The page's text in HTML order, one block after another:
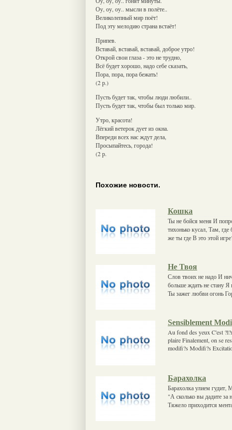
Оу, оу, оу.. мысли в полёте..
Великолепный мир поёт!
Под эту мелодию страна встаёт!
Припев.
Вставай, вставай, вставай, доброе утро!
Открой свои глаза - это не трудно,
Всё будет хорошо, надо себе сказать,
Пора, пора, пора бежать!
(2 р.)
Пусть будет так, чтобы люди любили..
Пусть будет так, чтобы был только мир.
Утро, красота!
Лёгкий ветерок дует из окна.
Впереди всех нас ждут дела,
Просыпайтесь, города!
(2 р.
Похожие новости.
Кошка
Ты не бойся меня И
тихонько кусал, Там,
же ты где В это этой
Не Твоя
Слов твоих не надо И
больше ждать не стану
Ты зажег любви огонь
Sensiblement
Au fond des yeux C'est
plaire Finalement, on se
modifi?s Modifi?s
Барахолка
Барахолка улием гудит,
"А сколько вы дадите за
Тяжело приходится